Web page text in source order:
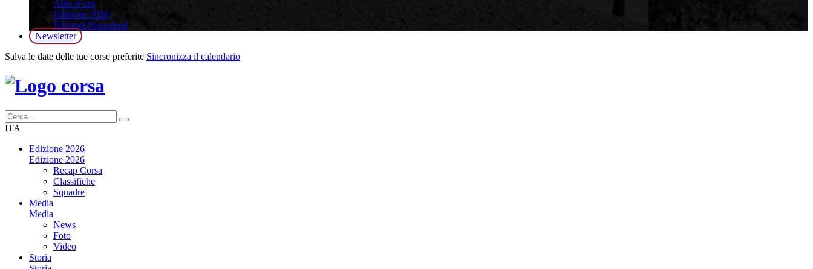
Albo d’oro
Edizione 2026
Edizioni Precedenti
Newsletter
Salva le date delle tue corse preferite Sincronizza il calendario
ITA
Edizione 2026
Edizione 2026
Recap Corsa
Classifiche
Squadre
Media
Media
News
Foto
Video
Storia